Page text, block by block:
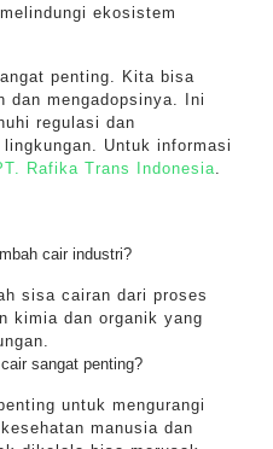
ekosistem
penting. Kita bisa
dan mengadopsinya. Ini
regulasi dan
Untuk informasi
Rafika Trans Indonesia.
cair industri?
sisa cairan dari proses
kimia dan organik yang
sangat penting?
untuk mengurangi
manusia dan